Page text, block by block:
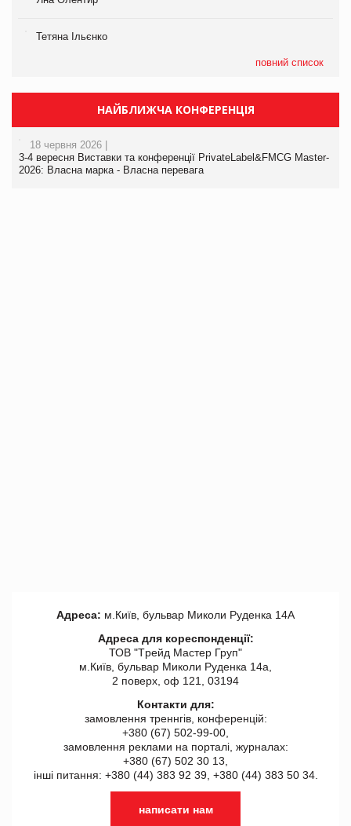
Тетяна Ільєнко
повний список
НАЙБЛИЖЧА КОНФЕРЕНЦІЯ
18 червня 2026 |
3-4 вересня Виставки та конференції PrivateLabel&FMCG Master-
2026: Власна марка - Власна перевага
Адреса: м.Київ, бульвар Миколи Руденка 14А
Адреса для кореспонденції:
ТОВ "Tрейд Мастер Груп"
м.Київ, бульвар Миколи Руденка 14а,
2 поверх, оф 121, 03194
Контакти для:
замовлення треннгів, конференцій:
+380 (67) 502-99-00,
замовлення реклами на порталі, журналах:
+380 (67) 502 30 13,
інші питання: +380 (44) 383 92 39, +380 (44) 383 50 34.
написати нам